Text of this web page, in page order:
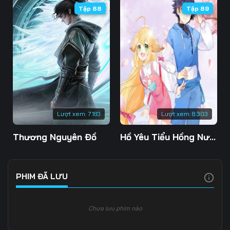
Tập 109 Tập 110 Tập 111
Tập 112 Tập 113 Tập 114
Tập 115 Tập 116 Tập 117
Tập 118 Tập 119 Tập 120
Tập 121 Tập 122 Tập 123
Tập 124 Tập 125 Tập 126
Tập 137
Lượt xem: 7.183
Tập 88
Thương Nguyên Đồ
Lượt xem: 8.303
Tập 89
Hồ Yêu Tiểu Hồng Nương
PHIM ĐÃ LƯU
Chưa lưu phim nào